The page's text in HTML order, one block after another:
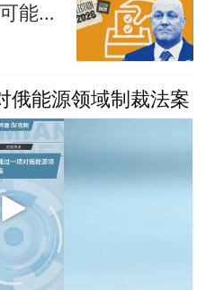
能玩
俄能源领域制裁法案